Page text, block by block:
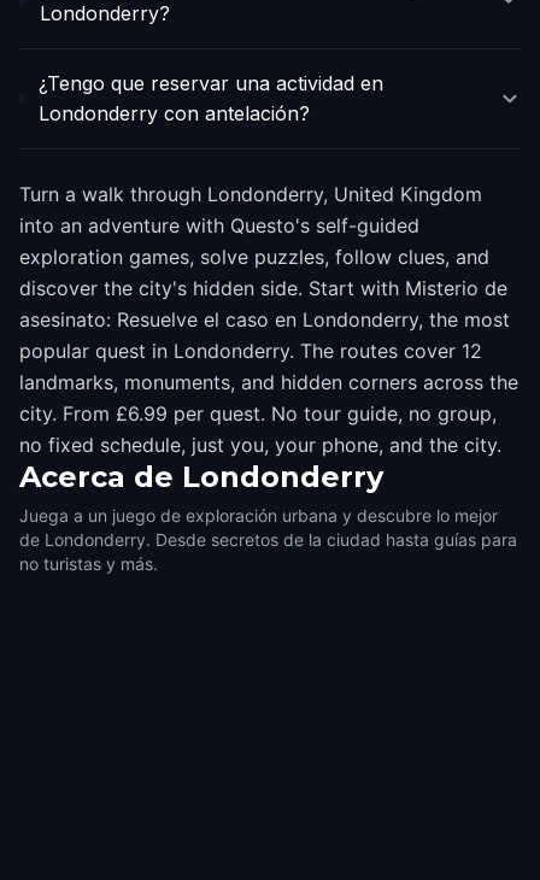
Londonderry?
¿Tengo que reservar una actividad en
Londonderry con antelación?
Turn a walk through Londonderry, United Kingdom
into an adventure with Questo's self-guided
exploration games, solve puzzles, follow clues, and
discover the city's hidden side. Start with Misterio de
asesinato: Resuelve el caso en Londonderry, the most
popular quest in Londonderry. The routes cover 12
landmarks, monuments, and hidden corners across the
city. From £6.99 per quest. No tour guide, no group,
no fixed schedule, just you, your phone, and the city.
Acerca de Londonderry
Juega a un juego de exploración urbana y descubre lo mejor
de Londonderry. Desde secretos de la ciudad hasta guías para
no turistas y más.